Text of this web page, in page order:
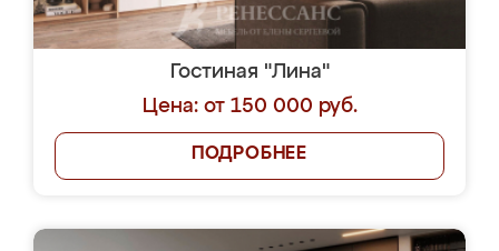
Гостиная "Лина"
Цена: от 150 000 руб.
ПОДРОБНЕЕ